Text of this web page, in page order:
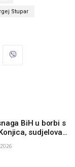
Stupar
BiH u borbi s
sudjelovao